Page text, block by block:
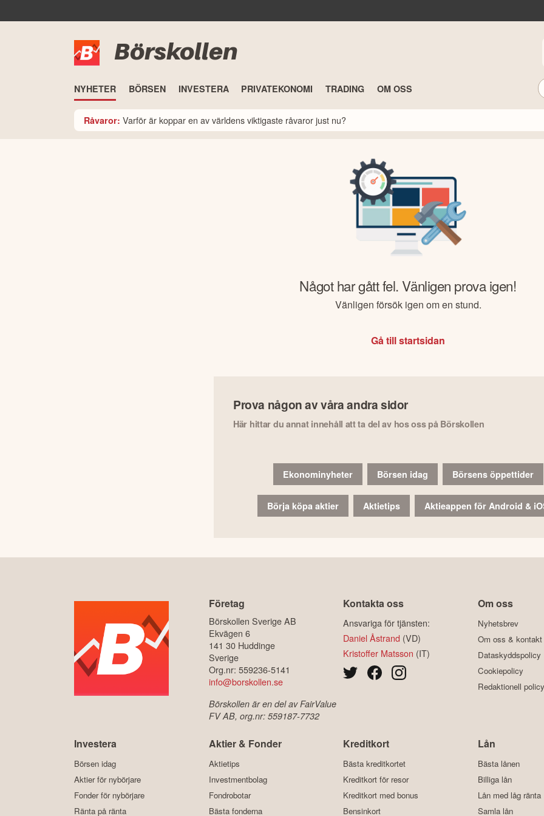
Börskollen
NYHETER BÖRSEN INVESTERA PRIVATEKONOMI TRADING OM OSS
Råvaror: Varför är koppar en av världens viktigaste råvaror just nu?
Något har gått fel. Vänligen prova igen!
Vänligen försök igen om en stund.
Gå till startsidan
Prova någon av våra andra sidor
Här hittar du annat innehåll att ta del av hos oss på Börskollen
Ekonominyheter Börsen idag Börsens öppettider
Börja köpa aktier Aktietips Aktieappen för Android &
Företag
Börskollen Sverige AB
Ekvägen 6
141 30 Huddinge
Sverige
Org.nr: 559236-5141
info@borskollen.se
Börskollen är en del av FairValue
FV AB, org.nr: 559187-7732
Kontakta oss
Ansvariga för tjänsten:
Daniel Åstrand (VD)
Kristoffer Matsson (IT)
Om oss
Nyhetsbrev
Om oss & kontakt
Dataskyddspolicy
Cookiepolicy
Redaktionell policy
Investera
Börsen idag
Aktier för nybörjare
Fonder för nybörjare
Ränta på ränta
Aktier & Fonder
Aktietips
Investmentbolag
Fondrobotar
Bästa fonderna
Kreditkort
Bästa kreditkortet
Kreditkort för resor
Kreditkort med bonus
Bensinkort
Lån
Bästa lånen
Billiga lån
Lån med låg ränta
Samla lån